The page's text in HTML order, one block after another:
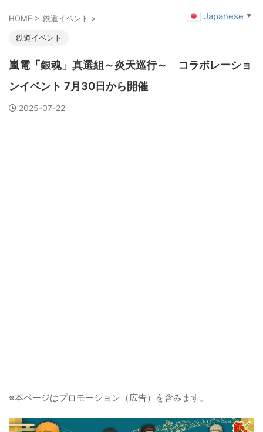
HOME > 鉄道イベント >
鉄道イベント
嵐電「銀魂」真選組～炎天巡行～ コラボレーショ
ンイベント 7月30日から開催
2025-07-22
※本ページはプロモーション（広告）を含みます。
Japanese ▼